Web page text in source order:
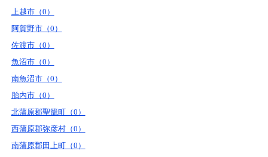
上越市（0）
阿賀野市（0）
佐渡市（0）
魚沼市（0）
南魚沼市（0）
胎内市（0）
北蒲原郡聖籠町（0）
西蒲原郡弥彦村（0）
南蒲原郡田上町（0）